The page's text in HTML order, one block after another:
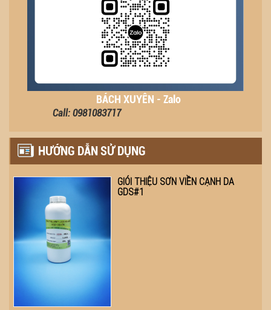
BÁCH XUYÊN - Zalo
Call: 0981083717
HƯỚNG DẪN SỬ DỤNG
GIÓI THIỆU SƠN VIỀN CẠNH DA
GDS#1